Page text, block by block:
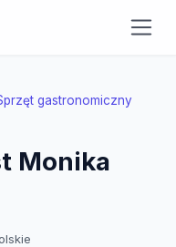
gastronomiczny
Monika